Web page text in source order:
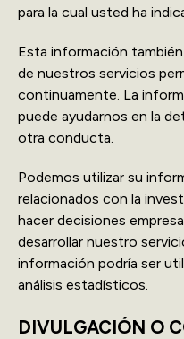
para la cual usted ha
Esta información
de nuestros servicios
continuamente. La
puede ayudarnos en la
otra conducta.
Podemos utilizar su
relacionados con la
hacer decisiones
desarrollar nuestro
información podría ser
análisis estadísticos.
DIVULGACIÓN O